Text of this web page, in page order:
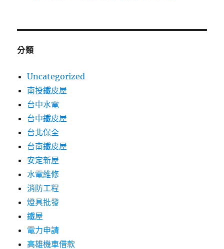
分類
Uncategorized
南投鐵皮屋
台中水電
台中鐵皮屋
台北保全
台南鐵皮屋
安定新屋
水電維修
消防工程
燈具批發
鐵屋
電力申請
高雄機車借款